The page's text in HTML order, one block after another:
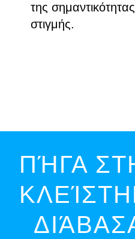
της
στιγμής.
ΠΉΓΑ